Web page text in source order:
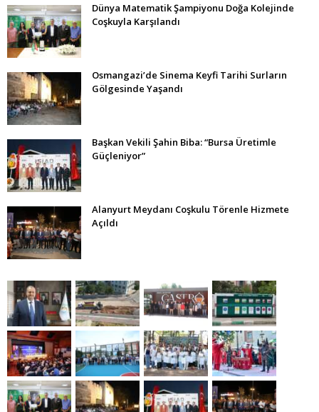
Dünya Matematik Şampiyonu Doğa Kolejinde
Coşkuyla Karşılandı
Osmangazi’de Sinema Keyfi Tarihi Surların
Gölgesinde Yaşandı
Başkan Vekili Şahin Biba: “Bursa Üretimle
Güçleniyor”
Alanyurt Meydanı Coşkulu Törenle Hizmete
Açıldı